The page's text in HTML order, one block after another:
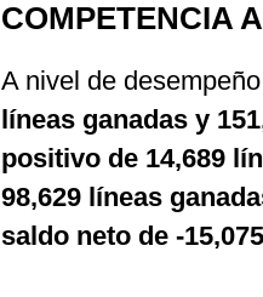
COMPETENCIA
A nivel de
líneas ganadas y
positivo de 14,689
98,629 líneas
saldo neto de -